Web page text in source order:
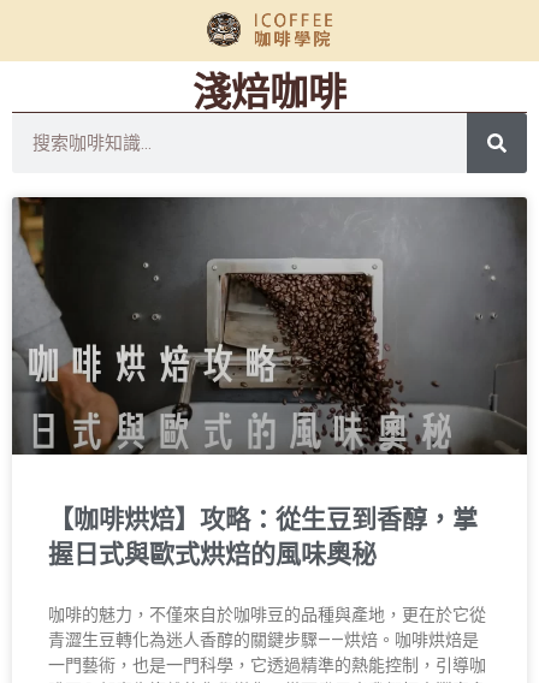
淺焙咖啡
【咖啡烘焙】攻略：從生豆到香醇，掌
握日式與歐式烘焙的風味奧秘
咖啡的魅力，不僅來自於咖啡豆的品種與產地，更在於它從
青澀生豆轉化為迷人香醇的關鍵步驟——烘焙。咖啡烘焙是
一門藝術，也是一門科學，它透過精準的熱能控制，引導咖